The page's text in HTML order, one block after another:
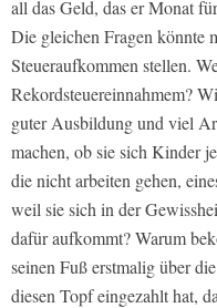
all das Geld, das er Monat
Die gleichen Fragen könnte
Steueraufkommen stellen.
Rekordsteuereinnahmem?
guter Ausbildung und viel
machen, ob sie sich Kinder
die nicht arbeiten gehen,
weil sie sich in der
dafür aufkommt? Warum
seinen Fuß erstmalig über
diesen Topf eingezahlt hat,